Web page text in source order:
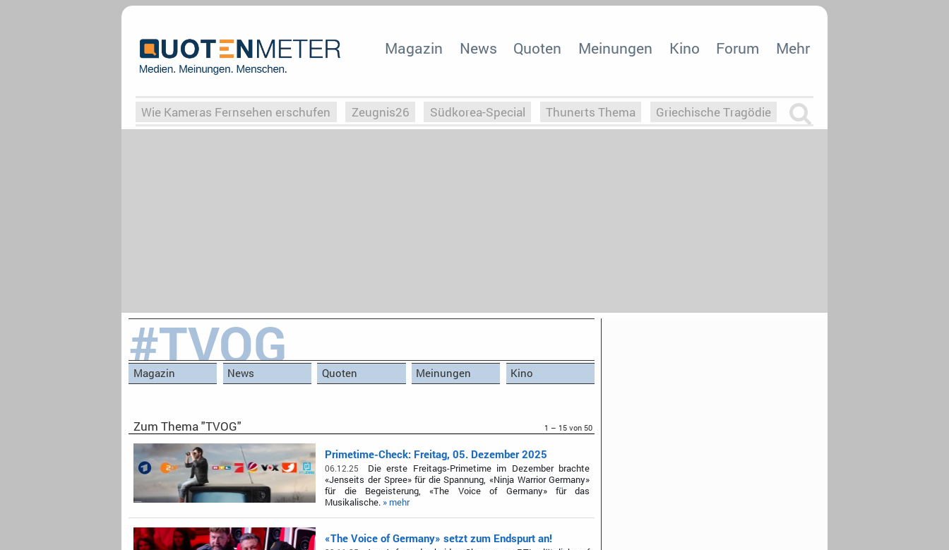
Magazin News Quoten Meinungen Kino Forum Mehr
Wie Kameras Fernsehen erschufen Zeugnis26 Südkorea-Special Thunerts Thema Griechische Tragödie
#TVOG
Magazin News Quoten Meinungen Kino
Zum Thema "TVOG" 1 – 15 von 50
Primetime-Check: Freitag, 05. Dezember 2025
06.12.25
Die erste Freitags-Primetime im Dezember brachte
«Jenseits der Spree» für die Spannung, «Ninja Warrior Germany»
für die Begeisterung, «The Voice of Germany» für das
Musikalische. » mehr
«The Voice of Germany» setzt zum Endspurt an!